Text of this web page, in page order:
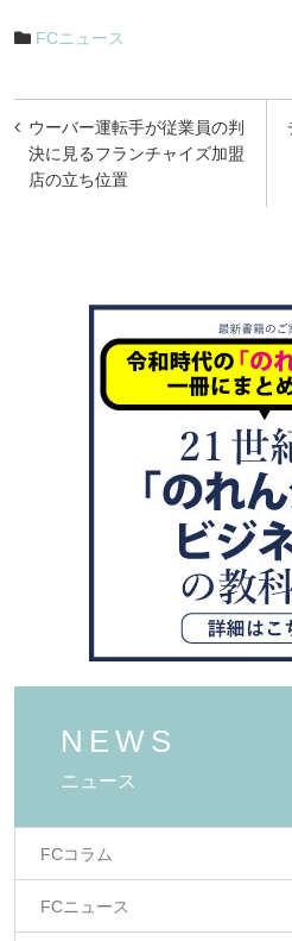
FCニュース
投
稿
ナ
ウーバー運転手が従業員の判
決に見るフランチャイズ加盟
店の立ち位置
NEWS
ニュース
FCコラム
FCニュース